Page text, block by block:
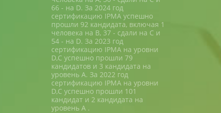
66 - на D. За 2024 год
сертификацию IPMA успешно
прошли 92 кандидата, включая 1
человека на В, 37 - сдали на С и
54 - на D. За 2023 год
сертификацию IPMA на уровни
D,C успешно прошли 79
кандидатов и 3 кандидата на
уровень A. За 2022 год
сертификацию IPMA на уровни
D,C успешно прошли 101
кандидат и 2 кандидата на
уровень A .